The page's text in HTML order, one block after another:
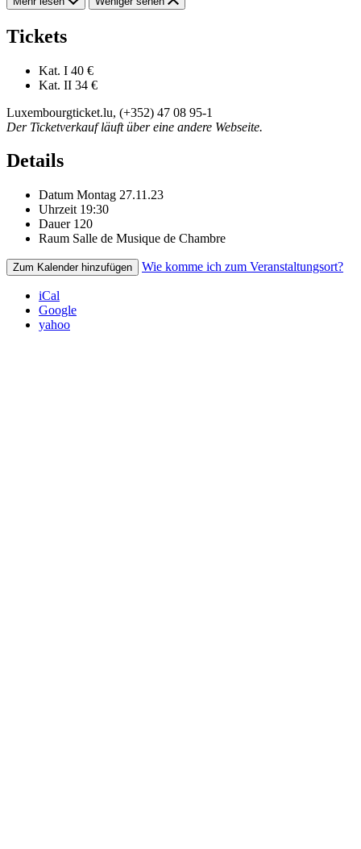
Tickets
Kat. I 40 €
Kat. II 34 €
Luxembourgticket.lu, (+352) 47 08 95-1
Der Ticketverkauf läuft über eine andere Webseite.
Details
Datum Montag 27.11.23
Uhrzeit 19:30
Dauer 120
Raum Salle de Musique de Chambre
Zum Kalender hinzufügen Wie komme ich zum Veranstaltungsort?
iCal
Google
yahoo